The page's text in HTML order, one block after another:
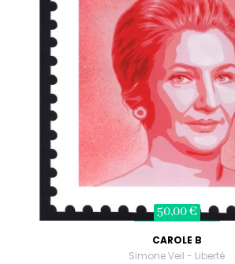
50,00 €
CAROLE B
Simone Veil - Liberté